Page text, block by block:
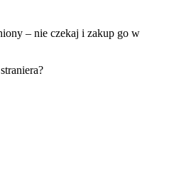
– nie czekaj i zakup go w